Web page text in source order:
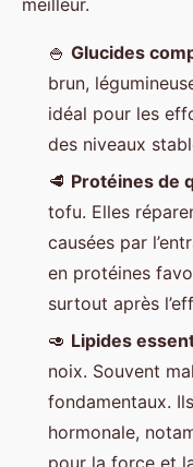
🍚 Glucides
brun,
idéal pour les
des niveaux
🥩 Protéines de
tofu. Elles
causées par
en protéines
surtout après
🥑 Lipides
noix. Souvent
fondamentaux.
hormonale,